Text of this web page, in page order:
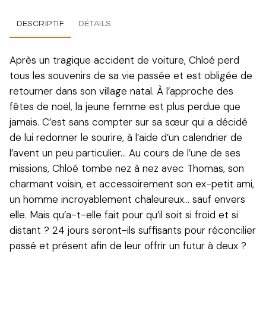
DESCRIPTIF DÉTAILS
Après un tragique accident de voiture, Chloé perd
tous les souvenirs de sa vie passée et est obligée de
retourner dans son village natal. À l’approche des
fêtes de noël, la jeune femme est plus perdue que
jamais. C’est sans compter sur sa sœur qui a décidé
de lui redonner le sourire, à l’aide d’un calendrier de
l’avent un peu particulier… Au cours de l’une de ses
missions, Chloé tombe nez à nez avec Thomas, son
charmant voisin, et accessoirement son ex-petit ami,
un homme incroyablement chaleureux… sauf envers
elle. Mais qu’a-t-elle fait pour qu’il soit si froid et si
distant ? 24 jours seront-ils suffisants pour réconcilier
passé et présent afin de leur offrir un futur à deux ?